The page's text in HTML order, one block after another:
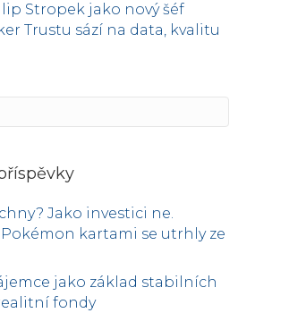
Stropek jako nový šéf
Trustu sází na data, kvalitu
Jako investici ne.
Pokémon kartami se utrhly ze
jako základ stabilních
fondy